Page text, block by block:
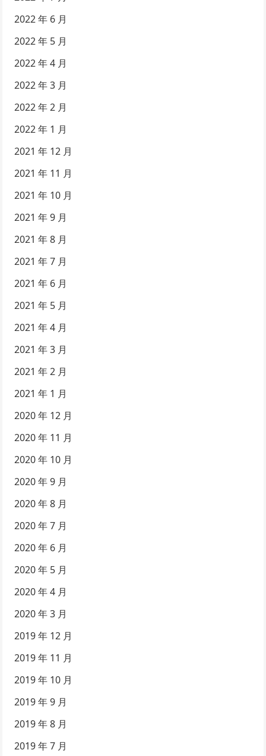
2022 年 6 月
2022 年 5 月
2022 年 4 月
2022 年 3 月
2022 年 2 月
2022 年 1 月
2021 年 12 月
2021 年 11 月
2021 年 10 月
2021 年 9 月
2021 年 8 月
2021 年 7 月
2021 年 6 月
2021 年 5 月
2021 年 4 月
2021 年 3 月
2021 年 2 月
2021 年 1 月
2020 年 12 月
2020 年 11 月
2020 年 10 月
2020 年 9 月
2020 年 8 月
2020 年 7 月
2020 年 6 月
2020 年 5 月
2020 年 4 月
2020 年 3 月
2019 年 12 月
2019 年 11 月
2019 年 10 月
2019 年 9 月
2019 年 8 月
2019 年 7 月